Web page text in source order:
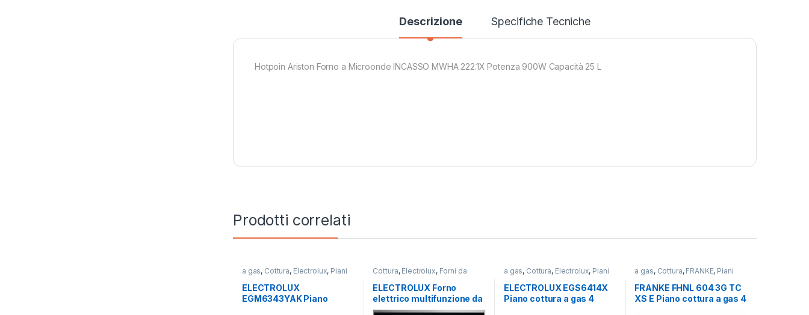
Descrizione Specifiche Tecniche
Hotpoin Ariston Forno a Microonde INCASSO MWHA 222.1X Potenza 900W Capacità 25 L
Prodotti correlati
a gas, Cottura, Electrolux, Piani
Cottura
ELECTROLUX
EGM6343YAK Piano
Cottura, Electrolux, Forni da
ELECTROLUX Forno
elettrico multifunzione da
incasso EOD 5H40X
a gas, Cottura, Electrolux, Piani
Cottura
ELECTROLUX EGS6414X
Piano cottura a gas 4
a gas, Cottura, FRANKE, Piani
Cottura
FRANKE FHNL 604 3G TC
XS E Piano cottura a gas 4